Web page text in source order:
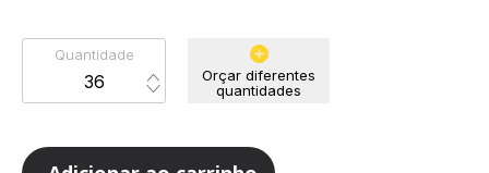
Quantidade
Orçar diferentes
quantidades